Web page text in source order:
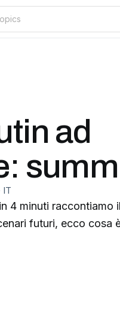
ad
IT
4 minuti raccontiamo
futuri, ecco cosa